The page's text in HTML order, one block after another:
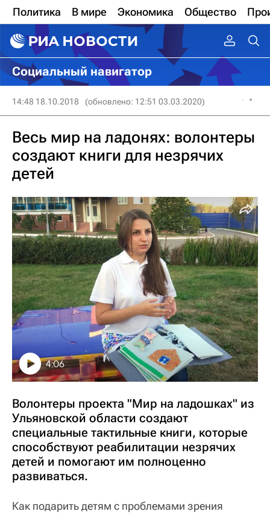
Политика В мире Экономика Общество
Социальный навигатор
14:48 18.10.2018 (обновлено: 12:51 03.03.2020)
Весь мир на ладонях: волонтеры
создают книги для незрячих
детей
4:06
Волонтеры проекта "Мир на ладошках" из
Ульяновской области создают
специальные тактильные книги, которые
способствуют реабилитации незрячих
детей и помогают им полноценно
развиваться.
Как подарить детям с проблемами зрения